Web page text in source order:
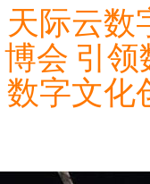
天际云数
博会 引领
数字文化